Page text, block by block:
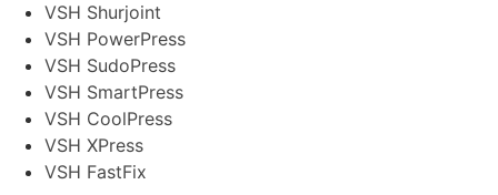
VSH Shurjoint
VSH PowerPress
VSH SudoPress
VSH SmartPress
VSH CoolPress
VSH XPress
VSH FastFix